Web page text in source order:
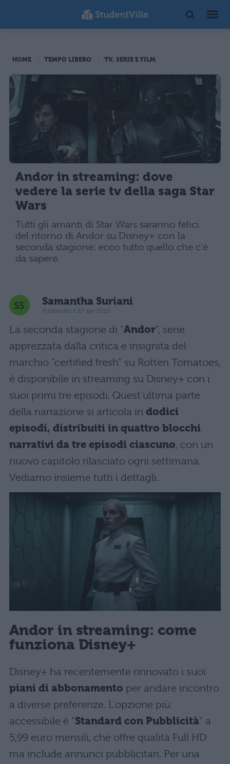
HOME TEMPO LIBERO TV, SERIE E FILM
Andor in streaming: dove
vedere la serie tv della saga Star
Wars
Tutti gli amanti di Star Wars saranno felici
del ritorno di Andor su Disney+ con la
seconda stagione: ecco tutto quello che c'è
da sapere.
Samantha Suriani
Pubblicato il 27 apr 2025
La seconda stagione di “Andor“, serie
apprezzata dalla critica e insignita del
marchio “certified fresh” su Rotten Tomatoes,
è disponibile in streaming su Disney+ con i
suoi primi tre episodi. Quest’ultima parte
della narrazione si articola in dodici
episodi, distribuiti in quattro blocchi
narrativi da tre episodi ciascuno, con un
nuovo capitolo rilasciato ogni settimana.
Vediamo insieme tutti i dettagli.
Andor in streaming: come
funziona Disney+
Disney+ ha recentemente rinnovato i suoi
piani di abbonamento per andare incontro
a diverse preferenze. L’opzione più
accessibile è “Standard con Pubblicità” a
5,99 euro mensili, che offre qualità Full HD
ma include annunci pubblicitari. Per una